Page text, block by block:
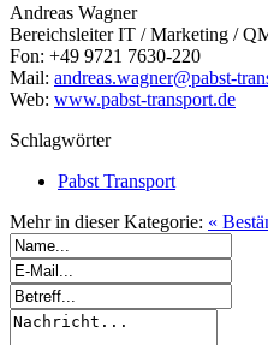
Andreas Wagner
Bereichsleiter IT / Marketing /
Fon: +49 9721 7630-220
Mail: andreas.wagner@pabst-
Web: www.pabst-transport.de
Schlagwörter
Pabst Transport
Mehr in dieser Kategorie: «